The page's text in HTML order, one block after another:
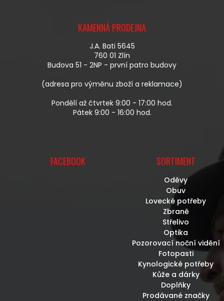
KAMENNÁ PRODEJNA
J.A. Bati 5645
760 01 Zlín
Budova 51 - 2NP - první patro budovy
(adresa pro výměnu zboží a reklamace)
Pondělí až čtvrtek 9:00 - 17:00 hod.
Pátek 9:00 - 16:00 hod.
FACEBOOK SORTIMENT
Oděvy
Obuv
Lovecké potřeby
Zbraně
Střelivo
Optika
Pozorovací noční vidění
Fotopasti
Kynologické potřeby
Kůže a dárky
Doplňky
Prodávané značky